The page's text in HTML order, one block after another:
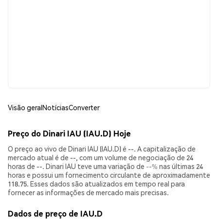
Visão geralNotíciasConverter
Preço do Dinari IAU (IAU.D) Hoje
O preço ao vivo de Dinari IAU (IAU.D) é --. A capitalização de
mercado atual é de --, com um volume de negociação de 24
horas de --. Dinari IAU teve uma variação de --% nas últimas 24
horas e possui um fornecimento circulante de aproximadamente
118.75. Esses dados são atualizados em tempo real para
fornecer as informações de mercado mais precisas.
Dados de preço de IAU.D